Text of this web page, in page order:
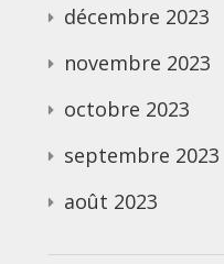
décembre 2023
novembre 2023
octobre 2023
septembre 2023
août 2023